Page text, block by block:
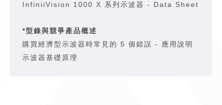
InfiniiVision 1000 X 系列示波器 - Data Sheet
*型錄與競爭產品概述
購買經濟型示波器時常見的 5 個錯誤 - 應用說明
示波器基礎原理